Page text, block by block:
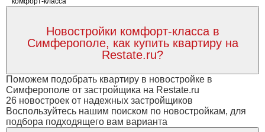
Новостройки комфорт-класса в
Симферополе, как купить квартиру на
Restate.ru?
Поможем подобрать квартиру в новостройке в
Симферополе от застройщика на Restate.ru
26 новостроек от надежных застройщиков
Воспользуйтесь нашим поиском по новостройкам, для
подбора подходящего вам варианта